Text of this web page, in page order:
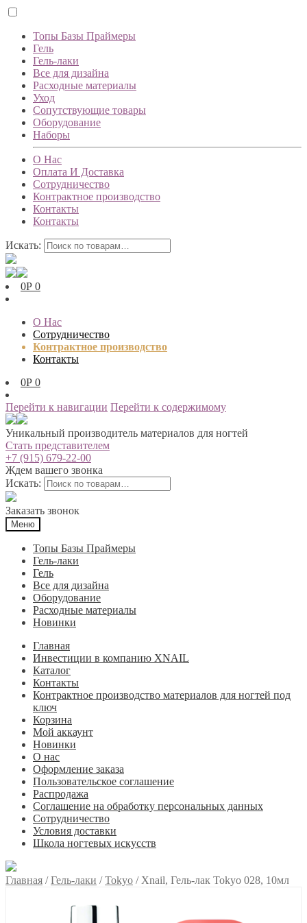
Топы Базы Праймеры
Гель
Гель-лаки
Все для дизайна
Расходные материалы
Уход
Сопутствующие товары
Оборудование
Наборы
О Нас
Оплата И Доставка
Сотрудничество
Контрактное производство
Контакты
Контакты
Искать:
0Р 0
О Нас
Сотрудничество
Контрактное производство
Контакты
0Р 0
Перейти к навигации Перейти к содержимому
Уникальный производитель материалов для ногтей
Стать представителем
+7 (915) 679-22-00
Ждем вашего звонка
Искать:
Заказать звонок
Меню
Топы Базы Праймеры
Гель-лаки
Гель
Все для дизайна
Оборудование
Расходные материалы
Новинки
Главная
Инвестиции в компанию XNAIL
Каталог
Контакты
Контрактное производство материалов для ногтей под
ключ
Корзина
Мой аккаунт
Новинки
О нас
Оформление заказа
Пользовательское соглашение
Распродажа
Соглашение на обработку персональных данных
Сотрудничество
Условия доставки
Школа ногтевых искусств
Главная /Гель-лаки /Tokyo / Xnail, Гель-лак Tokyo 028, 10мл